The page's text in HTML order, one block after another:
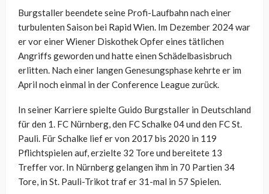
Burgstaller beendete seine Profi-Laufbahn nach einer
turbulenten Saison bei Rapid Wien. Im Dezember 2024 war
er vor einer Wiener Diskothek Opfer eines tätlichen
Angriffs geworden und hatte einen Schädelbasisbruch
erlitten. Nach einer langen Genesungsphase kehrte er im
April noch einmal in der Conference League zurück.
In seiner Karriere spielte Guido Burgstaller in Deutschland
für den 1. FC Nürnberg, den FC Schalke 04 und den FC St.
Pauli. Für Schalke lief er von 2017 bis 2020 in 119
Pflichtspielen auf, erzielte 32 Tore und bereitete 13
Treffer vor. In Nürnberg gelangen ihm in 70 Partien 34
Tore, in St. Pauli-Trikot traf er 31-mal in 57 Spielen.